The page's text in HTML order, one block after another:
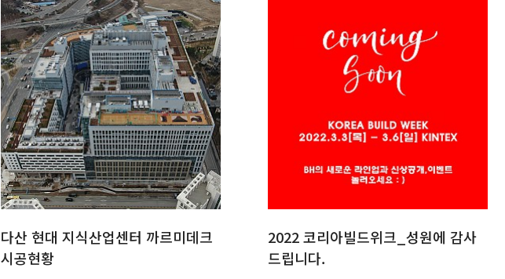
다산 현대 지식산업센터 까르미데크
시공현황
2022 코리아빌드위크_성원에 감사
드립니다.